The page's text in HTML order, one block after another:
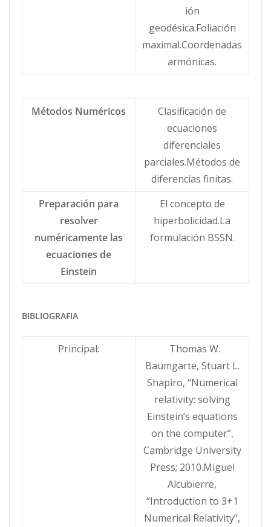
ión
geodésica.Foliación
maximal.Coordenadas
armónicas.
Métodos Numéricos
Clasificación de
ecuaciones
diferenciales
parciales.Métodos de
diferencias finitas.
Preparación para
resolver
numéricamente las
ecuaciones de
Einstein
El concepto de
hiperbolicidad.La
formulación BSSN.
BIBLIOGRAFIA
Principal:
Thomas W.
Baumgarte, Stuart L.
Shapiro, “Numerical
relativity: solving
Einstein’s equations
on the computer”,
Cambridge University
Press; 2010.Miguel
Alcubierre,
“Introduction to 3+1
Numerical Relativity”,